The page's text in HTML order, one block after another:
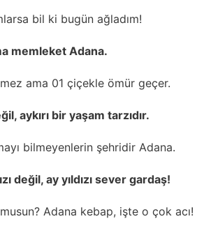
bil ki bugün ağladım!
memleket Adana.
ama 01 çiçekle ömür geçer.
aykırı bir yaşam tarzıdır.
bilmeyenlerin şehridir Adana.
değil, ay yıldızı sever gardaş!
Adana kebap, işte o çok acı!